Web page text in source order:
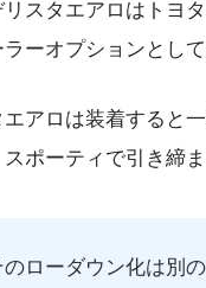
スタエアロはトヨ
ーオプションとし
アロは装着すると
ポーティで引き締
のローダウン化は別